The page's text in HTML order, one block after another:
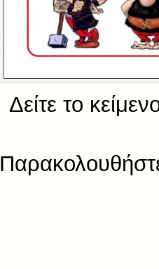
Δείτε το